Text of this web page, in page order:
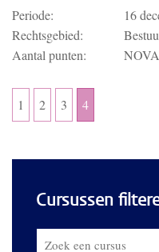
Periode:
16
Rechtsgebied:
Aantal punten:
1 2 3 4
Cursussen